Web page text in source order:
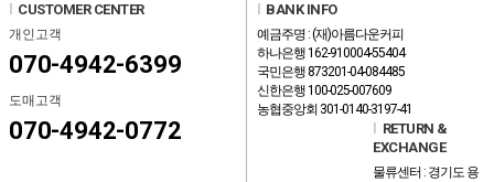
CUSTOMER CENTER
개인고객
070-4942-6399
도매고객
070-4942-0772
BANK INFO
예금주명 : (재)아름다운커피
하나은행 162-910004-55404
국민은행 873201-04-084485
신한은행 100-025-007609
농협중앙회 301-0140-3197-41
RETURN &
EXCHANGE
물류센터 : 경기도 용